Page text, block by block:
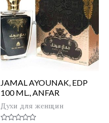
JAMAL AYOUNAK, EDP
100 ML., ANFAR
Духи для женщин